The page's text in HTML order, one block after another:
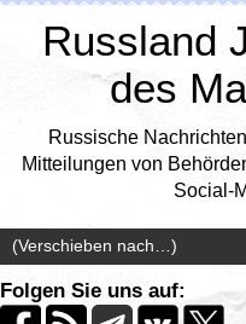
Russland
des
Russische
Mitteilungen von
Social-
Folgen Sie uns auf: